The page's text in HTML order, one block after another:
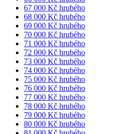
67 000 Kč hrubého
68 000 Kč hrubého
69 000 Kč hrubého
70 000 Kč hrubého
71 000 Kč hrubého
72 000 Kč hrubého
73 000 Kč hrubého
74 000 Kč hrubého
75 000 Kč hrubého
76 000 Kč hrubého
77 000 Kč hrubého
78 000 Kč hrubého
79 000 Kč hrubého
80 000 Kč hrubého